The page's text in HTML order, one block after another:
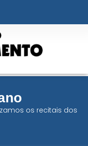
os recitais dos